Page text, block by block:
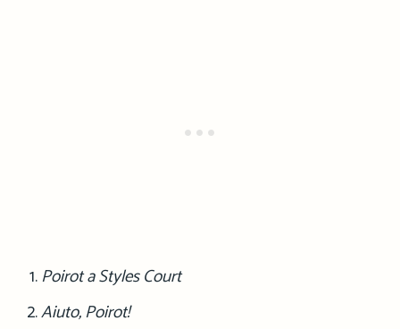
Poirot a Styles Court
Aiuto, Poirot!